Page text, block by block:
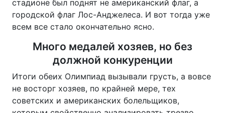
стадионе был поднят не американский флаг, а
городской флаг Лос-Анджелеса. И вот тогда уже
всем все стало окончательно ясно.
Много медалей хозяев, но без
должной конкуренции
Итоги обеих Олимпиад вызывали грусть, а вовсе
не восторг хозяев, по крайней мере, тех
советских и американских болельщиков,